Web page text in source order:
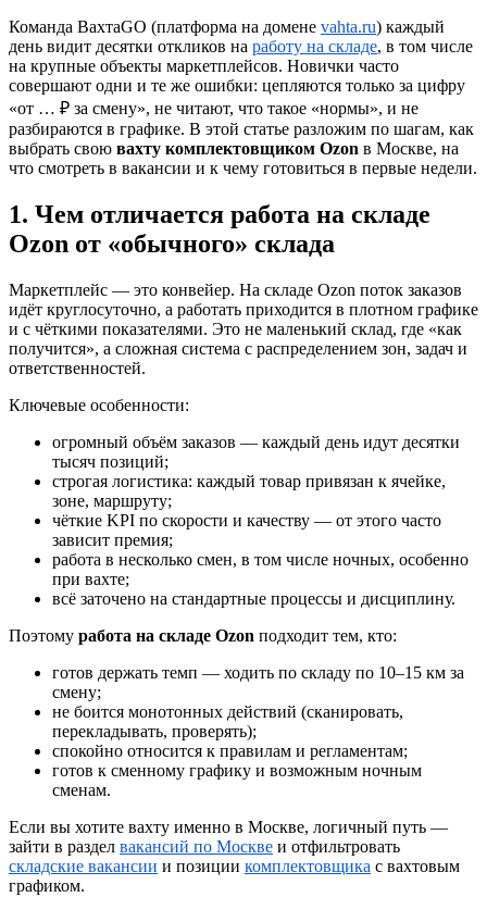
Команда ВахтаGO (платформа на домене vahta.ru) каждый
день видит десятки откликов на работу на складе, в том числе
на крупные объекты маркетплейсов. Новички часто
совершают одни и те же ошибки: цепляются только за цифру
«от … ₽ за смену», не читают, что такое «нормы», и не
разбираются в графике. В этой статье разложим по шагам, как
выбрать свою вахту комплектовщиком Ozon в Москве, на
что смотреть в вакансии и к чему готовиться в первые недели.
1. Чем отличается работа на складе
Ozon от «обычного» склада
Маркетплейс — это конвейер. На складе Ozon поток заказов
идёт круглосуточно, а работать приходится в плотном графике
и с чёткими показателями. Это не маленький склад, где «как
получится», а сложная система с распределением зон, задач и
ответственностей.
Ключевые особенности:
огромный объём заказов — каждый день идут десятки
тысяч позиций;
строгая логистика: каждый товар привязан к ячейке,
зоне, маршруту;
чёткие KPI по скорости и качеству — от этого часто
зависит премия;
работа в несколько смен, в том числе ночных, особенно
при вахте;
всё заточено на стандартные процессы и дисциплину.
Поэтому работа на складе Ozon подходит тем, кто:
готов держать темп — ходить по складу по 10–15 км за
смену;
не боится монотонных действий (сканировать,
перекладывать, проверять);
спокойно относится к правилам и регламентам;
готов к сменному графику и возможным ночным
сменам.
Если вы хотите вахту именно в Москве, логичный путь —
зайти в раздел вакансий по Москве и отфильтровать
складские вакансии и позиции комплектовщика с вахтовым
графиком.